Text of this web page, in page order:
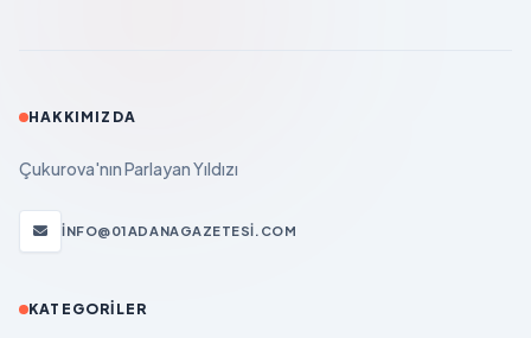
HAKKIMIZDA
Çukurova'nın Parlayan Yıldızı
INFO@01ADANAGAZETESI.COM
KATEGORILER